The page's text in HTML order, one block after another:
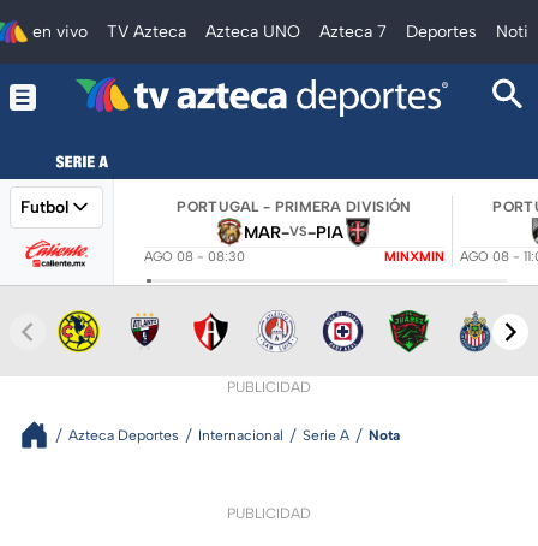
en vivo TV Azteca Azteca UNO Azteca 7 Deportes
Futbol PORTUGAL - PRIMERA DIVISIÓN
MAR-VS-PIA
AGO 08 - 08:30 MINXMIN AGO 08 -
PUBLICIDAD
Azteca Deportes Internacional Serie A Nota
PUBLICIDAD